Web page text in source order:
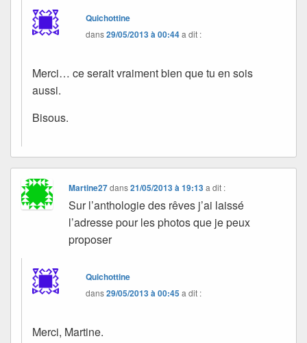
Quichottine
dans29/05/2013 à 00:44a dit :
Merci… ce serait vraiment bien que tu en sois
aussi.
Bisous.
Martine27dans21/05/2013 à 19:13 a dit :
Sur l’anthologie des rêves j’ai laissé
l’adresse pour les photos que je peux
proposer
Quichottine
dans29/05/2013 à 00:45a dit :
Merci, Martine.